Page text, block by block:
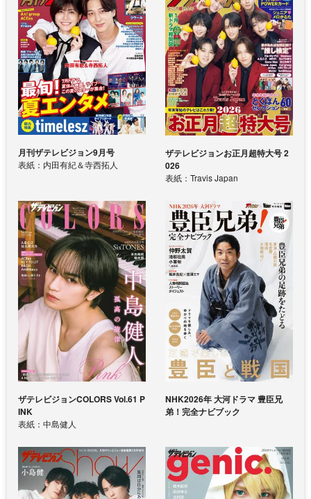
月刊ザテレビジョン9月号
表紙：内田有紀＆寺西拓人
ザテレビジョンお正月超特大号 2
026
表紙：Travis Japan
ザテレビジョンCOLORS Vol.61 P
INK
表紙：中島健人
NHK2026年 大河ドラマ 豊臣兄
弟！完全ナビブック